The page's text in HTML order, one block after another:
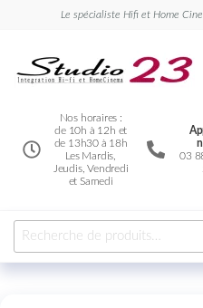
Le spécialiste Hifi et Home
Nos horaires :
de 10h à 12h et
de 13h30 à 18h
Les Mardis,
Jeudis, Vendredi
et Samedi
03